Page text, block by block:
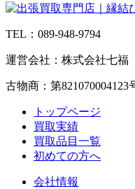
TEL：089-948-9794
運営会社：株式会社七福
古物商：第821070004123
トップページ
買取実績
買取品目一覧
初めての方へ
会社情報